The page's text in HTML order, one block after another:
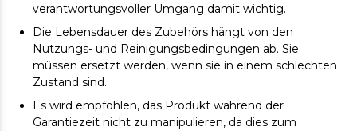
verantwortungsvoller Umgang damit wichtig.
Die Lebensdauer des Zubehörs hängt von den
Nutzungs- und Reinigungsbedingungen ab. Sie
müssen ersetzt werden, wenn sie in einem schlechten
Zustand sind.
Es wird empfohlen, das Produkt während der
Garantiezeit nicht zu manipulieren, da dies zum